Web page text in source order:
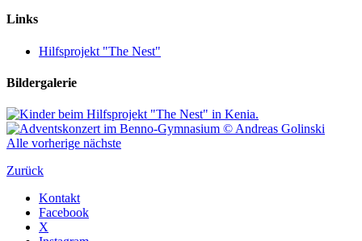
Links
Hilfsprojekt "The Nest"
Bildergalerie
Alle vorherige nächste
Zurück
Kontakt
Facebook
X